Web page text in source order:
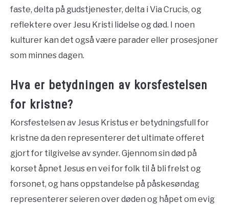
faste, delta på gudstjenester, delta i Via Crucis, og
reflektere over Jesu Kristi lidelse og død. I noen
kulturer kan det også være parader eller prosesjoner
som minnes dagen.
Hva er betydningen av korsfestelsen
for kristne?
Korsfestelsen av Jesus Kristus er betydningsfull for
kristne da den representerer det ultimate offeret
gjort for tilgivelse av synder. Gjennom sin død på
korset åpnet Jesus en vei for folk til å bli frelst og
forsonet, og hans oppstandelse på påskesøndag
representerer seieren over døden og håpet om evig